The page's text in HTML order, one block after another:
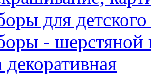
для
- шерстяной
декоративная